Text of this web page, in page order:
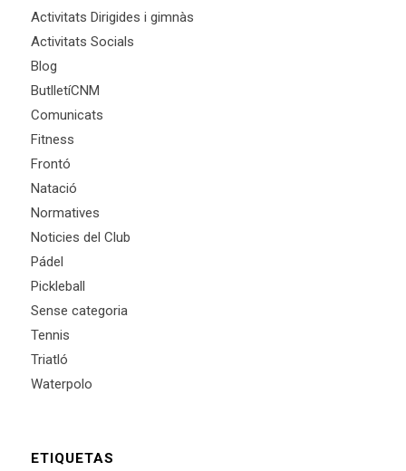
Activitats Dirigides i gimnàs
Activitats Socials
Blog
ButlletíCNM
Comunicats
Fitness
Frontó
Natació
Normatives
Noticies del Club
Pádel
Pickleball
Sense categoria
Tennis
Triatló
Waterpolo
ETIQUETAS